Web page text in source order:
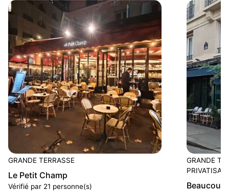
GRANDE TERRASSE
Le Petit Champ
Vérifié par 21 personne(s)
GRANDE
Beaucour